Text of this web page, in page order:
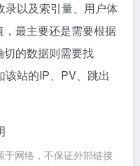
录以及索引量、用户体
最主要还是需要根据
的数据则需要找
该站的IP、PV、跳出
于网络，不保证外部链接